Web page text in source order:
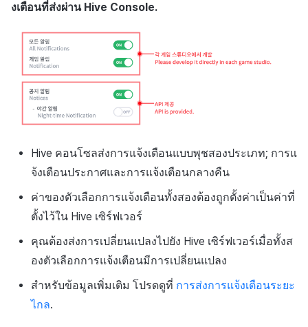
งเตือนที่ส่งผ่าน Hive Console.
Hive คอนโซลส่งการแจ้งเตือนแบบพุชสองประเภท; การแ
จ้งเตือนประกาศและการแจ้งเตือนกลางคืน
ค่าของตัวเลือกการแจ้งเตือนทั้งสองต้องถูกตั้งค่าเป็นค่าที่
ตั้งไว้ใน Hive เซิร์ฟเวอร์
คุณต้องส่งการเปลี่ยนแปลงไปยัง Hive เซิร์ฟเวอร์เมื่อทั้งส
องตัวเลือกการแจ้งเตือนมีการเปลี่ยนแปลง
สำหรับข้อมูลเพิ่มเติม โปรดดูที่ การส่งการแจ้งเตือนระยะ
ไกล.